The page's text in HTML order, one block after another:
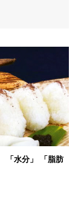
「水分」
「脂肪